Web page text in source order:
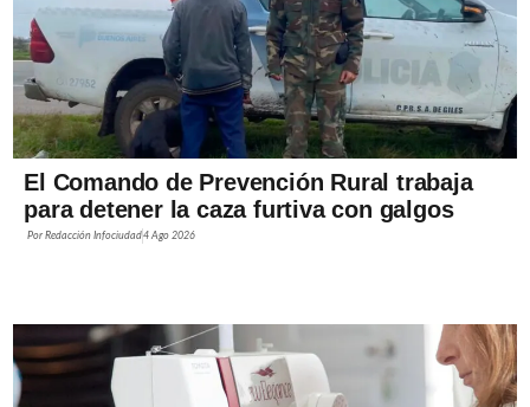
El Comando de Prevención Rural trabaja
para detener la caza furtiva con galgos
PorRedacción Infociudad4 Ago 2026